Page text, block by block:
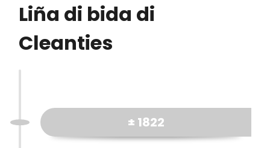
Liña di bida di
Cleanties
± 1822